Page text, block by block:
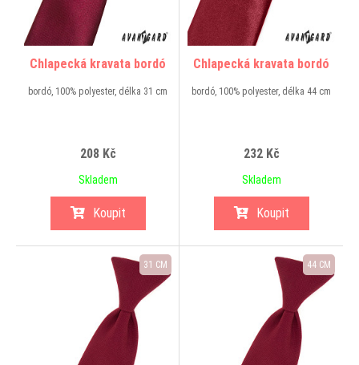
Chlapecká kravata bordó
bordó, 100% polyester, délka 31 cm
208 Kč
Skladem
Koupit
Chlapecká kravata bordó
bordó, 100% polyester, délka 44 cm
232 Kč
Skladem
Koupit
31 CM 44 CM